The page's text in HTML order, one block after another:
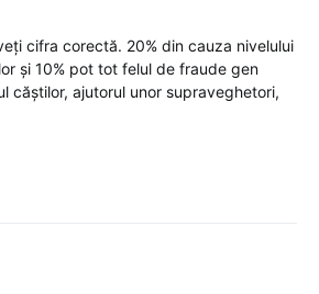
cifra corectă. 20% din cauza nivelului
și 10% pot tot felul de fraude gen
căștilor, ajutorul unor supraveghetori,